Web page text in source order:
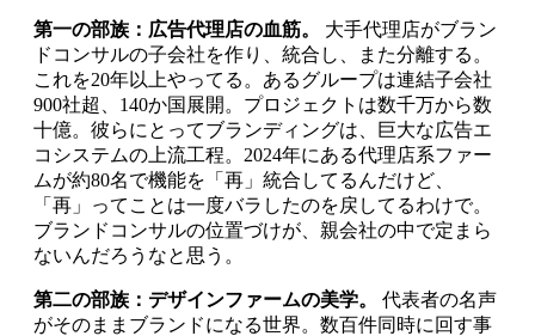
第一の部族：広告代理店の血筋。
大手代理店がブラン
ドコンサルの子会社を作り、統合し、また分離する。
これを20年以上やってる。あるグループは連結子会社
900社超、140か国展開。プロジェクトは数千万から数
十億。彼らにとってブランディングは、巨大な広告エ
コシステムの上流工程。2024年にある代理店系ファー
ムが約80名で機能を「再」統合してるんだけど、
「再」ってことは一度バラしたのを戻してるわけで。
ブランドコンサルの位置づけが、親会社の中で定まら
ないんだろうなと思う。
第二の部族：デザインファームの美学。
代表者の名声
がそのままブランドになる世界。数百件同時に回す事